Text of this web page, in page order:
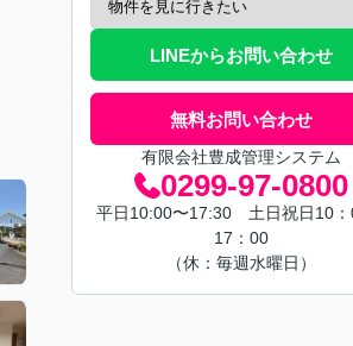
LINEからお問い合わせ
無料お問い合わせ
有限会社豊成管理システム
0299-97-0800
平日10:00〜17:30 土日祝日10：
17：00
（休：毎週水曜日）